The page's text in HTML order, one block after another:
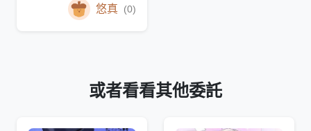
悠真 (0)
或者看看其他委託